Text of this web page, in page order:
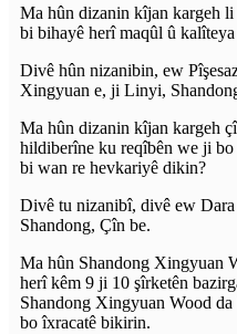
Ma hûn dizanin kîjan kargeh
bi bihayê herî maqûl û
Divê hûn nizanibin, ew
Xingyuan e, ji Linyi,
Ma hûn dizanin kîjan kargeh
hildiberîne ku reqîbên we ji
bi wan re hevkariyê dikin?
Divê tu nizanibî, divê ew
Shandong, Çîn be.
Ma hûn Shandong Xingyuan
herî kêm 9 ji 10 şîrketên
Shandong Xingyuan Wood
bo îxracatê bikirin.